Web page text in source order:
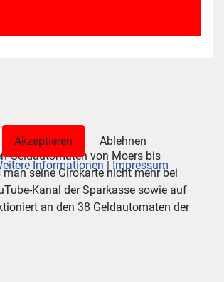
Geldautomaten von Moers bis
seine Girokarte nicht mehr bei
Kanal der Sparkasse sowie auf
an den 38 Geldautomaten der
Akzeptieren
Ablehnen
Informationen
Impressum